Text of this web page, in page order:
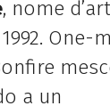
, nome
One-
a un